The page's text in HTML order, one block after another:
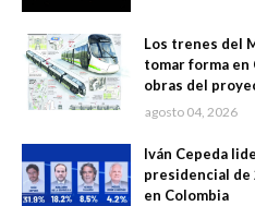
Los trenes del
tomar forma en
obras del
agosto 04, 2026
Iván Cepeda
presidencial de
en Colombia